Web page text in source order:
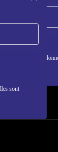
sont
S'inscrire
l'utilisation des